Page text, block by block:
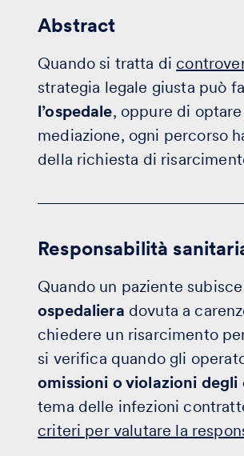
Abstract
Quando si tratta di
strategia legale giusta può
l’ospedale, oppure di
mediazione, ogni percorso
della richiesta di
Responsabilità
Quando un paziente
ospedaliera dovuta a
chiedere un risarcimento
si verifica quando gli
omissioni o violazioni
tema delle infezioni
criteri per valutare la